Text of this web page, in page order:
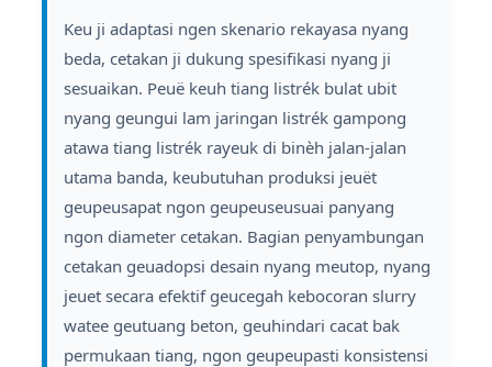
Keu ji adaptasi ngen skenario rekayasa nyang
beda, cetakan ji dukung spesifikasi nyang ji
sesuaikan. Peuë keuh tiang listrék bulat ubit
nyang geungui lam jaringan listrék gampong
atawa tiang listrék rayeuk di binèh jalan-jalan
utama banda, keubutuhan produksi jeuët
geupeusapat ngon geupeuseusuai panyang
ngon diameter cetakan. Bagian penyambungan
cetakan geuadopsi desain nyang meutop, nyang
jeuet secara efektif geucegah kebocoran slurry
watee geutuang beton, geuhindari cacat bak
permukaan tiang, ngon geupeupasti konsistensi